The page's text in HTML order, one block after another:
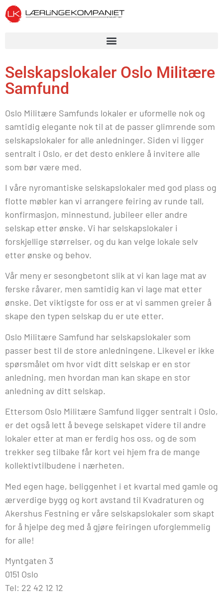
Selskapslokaler Oslo Militære
Samfund
Oslo Militære Samfunds lokaler er uformelle nok og
samtidig elegante nok til at de passer glimrende som
selskapslokaler for alle anledninger. Siden vi ligger
sentralt i Oslo, er det desto enklere å invitere alle
som bør være med.
I våre nyromantiske selskapslokaler med god plass og
flotte møbler kan vi arrangere feiring av runde tall,
konfirmasjon, minnestund, jubileer eller andre
selskap etter ønske. Vi har selskapslokaler i
forskjellige størrelser, og du kan velge lokale selv
etter ønske og behov.
Vår meny er sesongbetont slik at vi kan lage mat av
ferske råvarer, men samtidig kan vi lage mat etter
ønske. Det viktigste for oss er at vi sammen greier å
skape den typen selskap du er ute etter.
Oslo Militære Samfund har selskapslokaler som
passer best til de store anledningene. Likevel er ikke
spørsmålet om hvor vidt ditt selskap er en stor
anledning, men hvordan man kan skape en stor
anledning av ditt selskap.
Ettersom Oslo Militære Samfund ligger sentralt i Oslo,
er det også lett å bevege selskapet videre til andre
lokaler etter at man er ferdig hos oss, og de som
trekker seg tilbake får kort vei hjem fra de mange
kollektivtilbudene i nærheten.
Med egen hage, beliggenhet i et kvartal med gamle og
ærverdige bygg og kort avstand til Kvadraturen og
Akershus Festning er våre selskapslokaler som skapt
for å hjelpe deg med å gjøre feiringen uforglemmelig
for alle!
Myntgaten 3
0151 Oslo
Tel: 22 42 12 12